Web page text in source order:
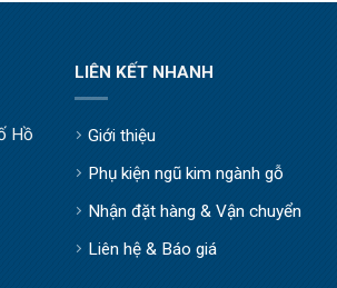
Hồ
LIÊN KẾT NHANH
Giới thiệu
Phụ kiện ngũ kim ngành gỗ
Nhận đặt hàng & Vận chuyển
Liên hệ & Báo giá